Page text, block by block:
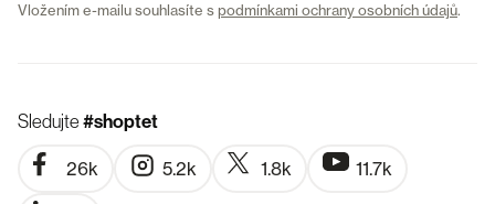
Vložením e-mailu souhlasíte spodmínkami ochrany osobních údajů.
Sledujte#shoptet
26k 5.2k 1.8k 11.7k